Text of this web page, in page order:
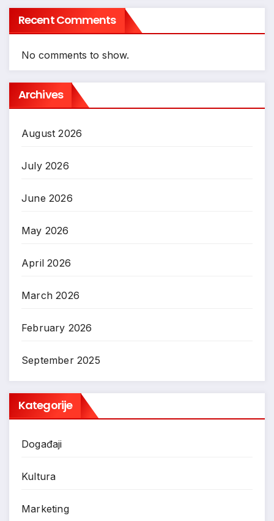
Recent Comments
No comments to show.
Archives
August 2026
July 2026
June 2026
May 2026
April 2026
March 2026
February 2026
September 2025
Kategorije
Događaji
Kultura
Marketing